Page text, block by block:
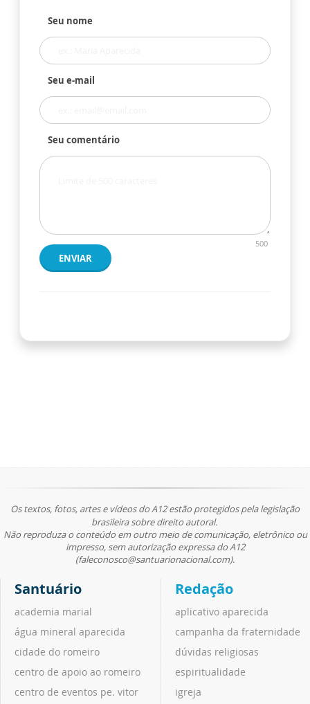
Seu nome
Seu e-mail
Seu comentário
500
ENVIAR
Os textos, fotos, artes e vídeos do A12 estão protegidos pela legislação
brasileira sobre direito autoral.
Não reproduza o conteúdo em outro meio de comunicação, eletrônico ou
impresso, sem autorização expressa do A12
(faleconosco@santuarionacional.com).
Santuário
academia marial
água mineral aparecida
cidade do romeiro
centro de apoio ao romeiro
centro de eventos pe. vitor
Redação
aplicativo aparecida
campanha da fraternidade
dúvidas religiosas
espiritualidade
igreja